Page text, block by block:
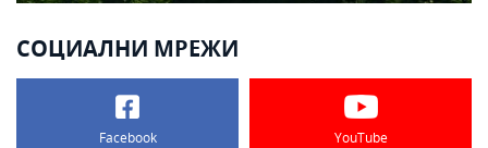
СОЦИАЛНИ МРЕЖИ
Facebook YouTube